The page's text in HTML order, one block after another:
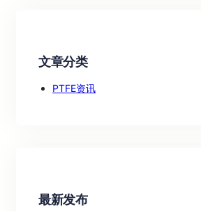
文章分类
PTFE资讯
最新发布